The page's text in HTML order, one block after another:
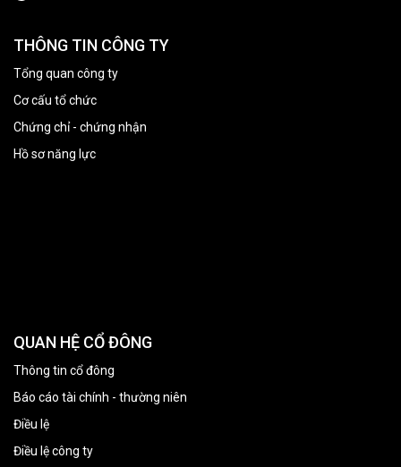
THÔNG TIN CÔNG TY
Tổng quan công ty
Cơ cấu tổ chức
Chứng chỉ - chứng nhận
Hồ sơ năng lực
QUAN HỆ CỔ ĐÔNG
Thông tin cổ đông
Báo cáo tài chính - thường niên
Điều lệ
Điều lệ công ty